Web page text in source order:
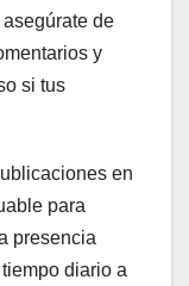
de
y
si tus
en
para
presencia
diario a